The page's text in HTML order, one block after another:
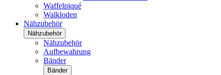
Waffelpiqué
Walkloden
Nähzubehör
Nähzubehör
Nähzubehör
Aufbewahrung
Bänder
Bänder